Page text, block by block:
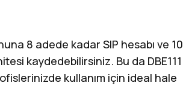
8 adede kadar SIP hesabı ve 10
kaydedebilirsiniz. Bu da DBE111
kullanım için ideal hale